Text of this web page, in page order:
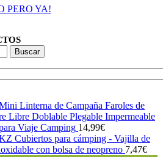
PERO YA!
Buscar
Linterna de Campaña Faroles de
Libre Doblable Plegable Impermeable
Viaje Camping 14,99€
Cubiertos para cámping - Vajilla de
con bolsa de neopreno 7,47€